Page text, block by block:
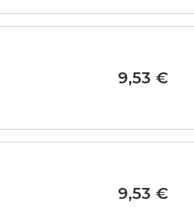
9,53 €
9,53 €